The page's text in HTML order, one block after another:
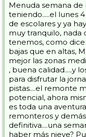
Menuda semana
teniendo.....el lunes
de escolares y ya
muy tranquilo, nada
tenemos, como
bajas que en altas,
mejor las zonas
, buena calidad.....y
para disfrutar la
pistas....el remonte
potencial, ahora
es toda una
remonteros y
definitiva....una
haber más nieve?